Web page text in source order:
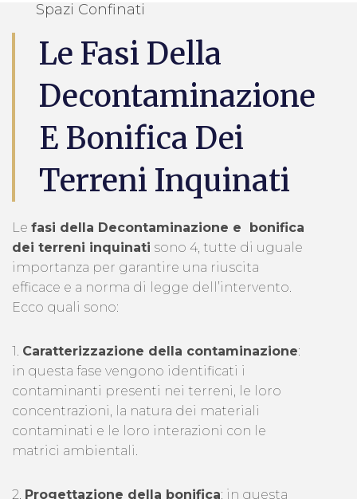
Spazi Confinati
Le Fasi Della
Decontaminazione
E Bonifica Dei
Terreni Inquinati
Le fasi della Decontaminazione e bonifica
dei terreni inquinati sono 4, tutte di uguale
importanza per garantire una riuscita
efficace e a norma di legge dell’intervento.
Ecco quali sono:
1. Caratterizzazione della contaminazione:
in questa fase vengono identificati i
contaminanti presenti nei terreni, le loro
concentrazioni, la natura dei materiali
contaminati e le loro interazioni con le
matrici ambientali.
2. Progettazione della bonifica: in questa